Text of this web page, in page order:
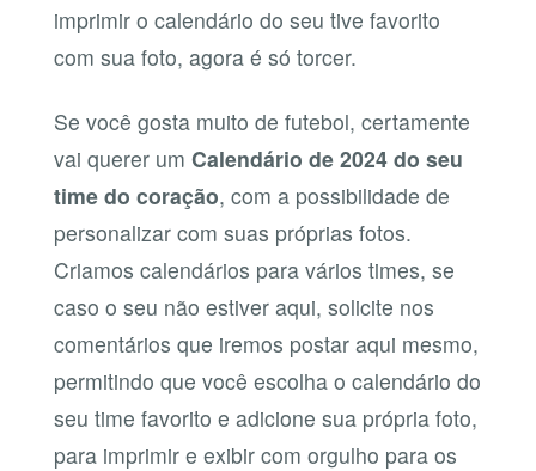
imprimir o calendário do seu tive favorito
com sua foto, agora é só torcer.
Se você gosta muito de futebol, certamente
vai querer um Calendário de 2024 do seu
time do coração, com a possibilidade de
personalizar com suas próprias fotos.
Criamos calendários para vários times, se
caso o seu não estiver aqui, solicite nos
comentários que iremos postar aqui mesmo,
permitindo que você escolha o calendário do
seu time favorito e adicione sua própria foto,
para imprimir e exibir com orgulho para os